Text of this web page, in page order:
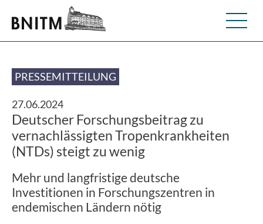
PRESSEMITTEILUNG
27.06.2024
Deutscher Forschungsbeitrag zu
vernachlässigten Tropenkrankheiten
(NTDs) steigt zu wenig
Mehr und langfristige deutsche
Investitionen in Forschungszentren in
endemischen Ländern nötig